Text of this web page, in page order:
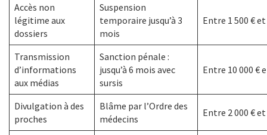
Accès non
légitime aux
dossiers
Suspension
temporaire jusqu’à 3
mois
Entre 1 500 € et
Transmission
d’informations
aux médias
Sanction pénale :
jusqu’à 6 mois avec
sursis
Entre 10 000 €
Divulgation à des
proches
Blâme par l’Ordre des
médecins
Entre 2 000 € et